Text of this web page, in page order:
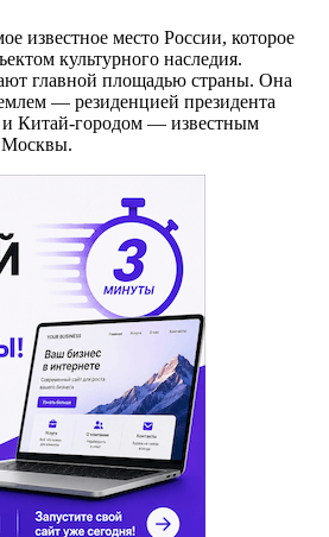
известное место России, которое
культурного наследия.
главной площадью страны. Она
— резиденцией президента
Китай-городом — известным
Москвы.